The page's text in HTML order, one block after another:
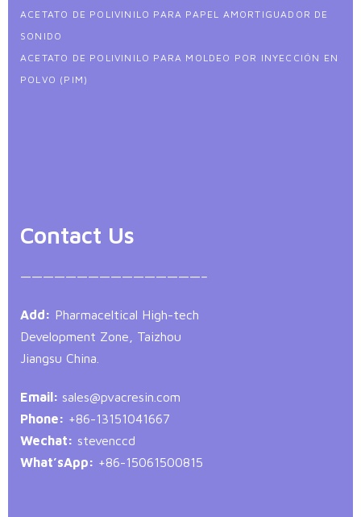
ACETATO DE POLIVINILO PARA PAPEL AMORTIGUADOR DE
SONIDO
ACETATO DE POLIVINILO PARA MOLDEO POR INYECCIÓN EN
POLVO (PIM)
Contact Us
————————————————–
Add: Pharmaceltical High-tech
Development Zone, Taizhou
Jiangsu China.
Email: sales@pvacresin.com
Phone: +86-13151041667
Wechat: stevenccd
What’sApp: +86-15061500815